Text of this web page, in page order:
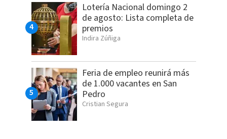
Lotería Nacional domingo 2
de agosto: Lista completa de
premios
Indira Zúñiga
Feria de empleo reunirá más
de 1.000 vacantes en San
Pedro
Cristian Segura